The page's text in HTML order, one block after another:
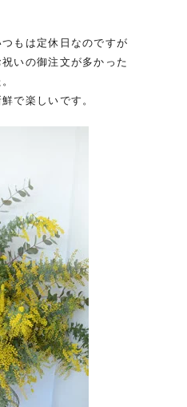
もは定休日なのですが
いの御注文が多かった
で楽しいです。